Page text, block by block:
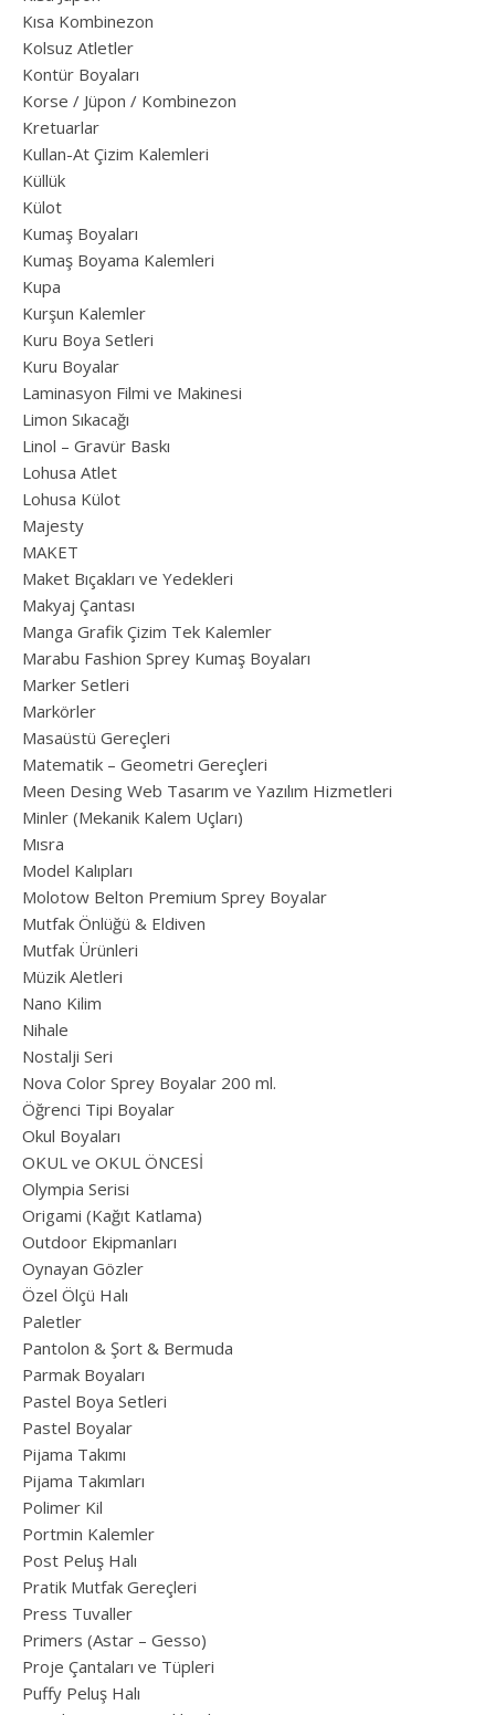
Kısa Kombinezon
Kolsuz Atletler
Kontür Boyaları
Korse / Jüpon / Kombinezon
Kretuarlar
Kullan-At Çizim Kalemleri
Küllük
Külot
Kumaş Boyaları
Kumaş Boyama Kalemleri
Kupa
Kurşun Kalemler
Kuru Boya Setleri
Kuru Boyalar
Laminasyon Filmi ve Makinesi
Limon Sıkacağı
Linol – Gravür Baskı
Lohusa Atlet
Lohusa Külot
Majesty
MAKET
Maket Bıçakları ve Yedekleri
Makyaj Çantası
Manga Grafik Çizim Tek Kalemler
Marabu Fashion Sprey Kumaş Boyaları
Marker Setleri
Markörler
Masaüstü Gereçleri
Matematik – Geometri Gereçleri
Meen Desing Web Tasarım ve Yazılım Hizmetleri
Minler (Mekanik Kalem Uçları)
Mısra
Model Kalıpları
Molotow Belton Premium Sprey Boyalar
Mutfak Önlüğü & Eldiven
Mutfak Ürünleri
Müzik Aletleri
Nano Kilim
Nihale
Nostalji Seri
Nova Color Sprey Boyalar 200 ml.
Öğrenci Tipi Boyalar
Okul Boyaları
OKUL ve OKUL ÖNCESİ
Olympia Serisi
Origami (Kağıt Katlama)
Outdoor Ekipmanları
Oynayan Gözler
Özel Ölçü Halı
Paletler
Pantolon & Şort & Bermuda
Parmak Boyaları
Pastel Boya Setleri
Pastel Boyalar
Pijama Takımı
Pijama Takımları
Polimer Kil
Portmin Kalemler
Post Peluş Halı
Pratik Mutfak Gereçleri
Press Tuvaller
Primers (Astar – Gesso)
Proje Çantaları ve Tüpleri
Puffy Peluş Halı